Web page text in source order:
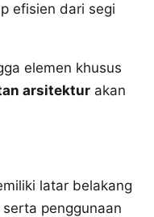
efisien dari segi
elemen khusus
arsitektur akan
latar belakang
penggunaan